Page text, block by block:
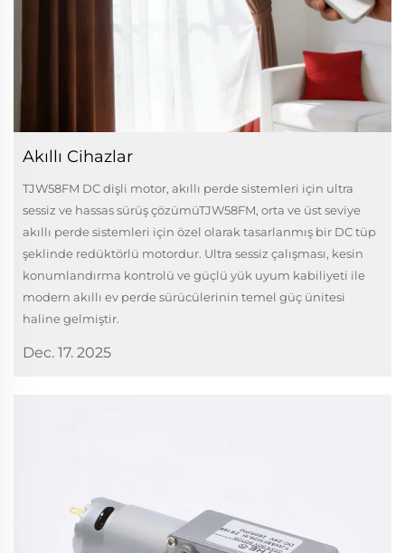
Akıllı Cihazlar
TJW58FM DC dişli motor, akıllı perde sistemleri için ultra
sessiz ve hassas sürüş çözümüTJW58FM, orta ve üst seviye
akıllı perde sistemleri için özel olarak tasarlanmış bir DC tüp
şeklinde redüktörlü motordur. Ultra sessiz çalışması, kesin
konumlandırma kontrolü ve güçlü yük uyum kabiliyeti ile
modern akıllı ev perde sürücülerinin temel güç ünitesi
haline gelmiştir.
Dec. 17. 2025